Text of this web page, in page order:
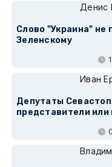
Денис
Слово "Украина" не
Зеленскому
Иван
Депутаты
представители